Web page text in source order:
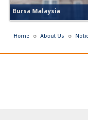
Bursa Malaysia
eiusmod tempor incididunt
minim venia laboris nisi ut
Home About Us